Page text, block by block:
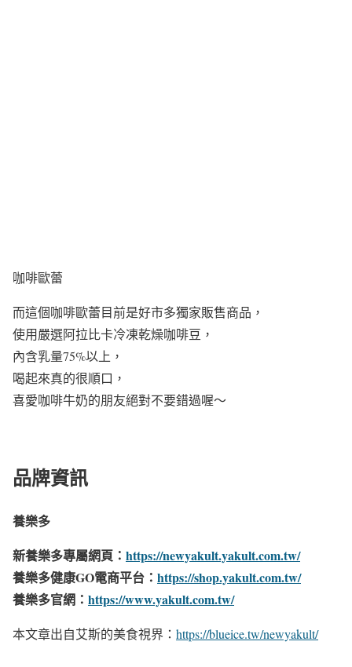
咖啡歐蕾
而這個咖啡歐蕾目前是好市多獨家販售商品，
使用嚴選阿拉比卡冷凍乾燥咖啡豆，
內含乳量75%以上，
喝起來真的很順口，
喜愛咖啡牛奶的朋友絕對不要錯過喔～
品牌資訊
養樂多
新養樂多專屬網頁： https://newyakult.yakult.com.tw/
養樂多健康GO電商平台： https://shop.yakult.com.tw/
養樂多官網： https://www.yakult.com.tw/
本文章出自艾斯的美食視界： https://blueice.tw/newyakult/